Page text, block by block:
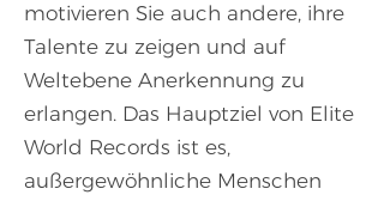
motivieren Sie auch andere, ihre
Talente zu zeigen und auf
Weltebene Anerkennung zu
erlangen. Das Hauptziel von Elite
World Records ist es,
außergewöhnliche Menschen